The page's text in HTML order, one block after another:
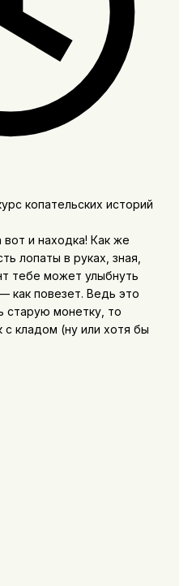
вот и находка! Как же
лопаты в руках, зная,
тебе может улыбнуть
как повезет. Ведь это
старую монетку, то
кладом (ну или хотя бы